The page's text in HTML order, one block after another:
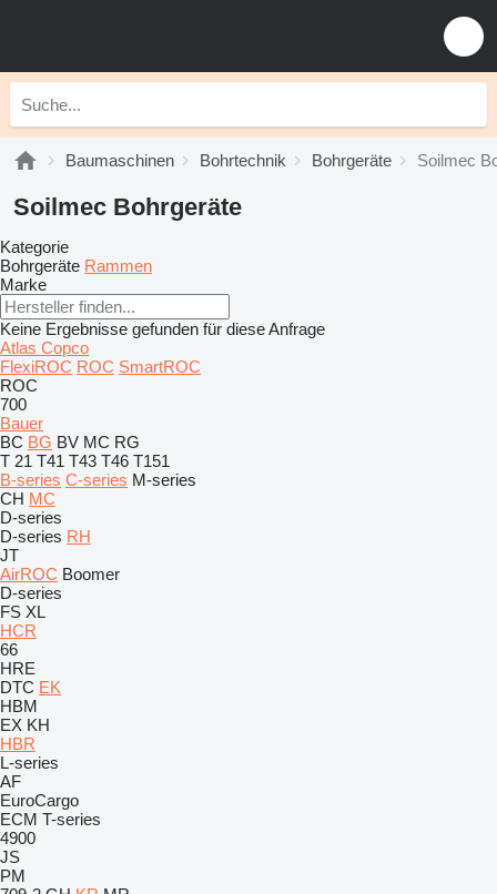
Baumaschinen Bohrtechnik Bohrgeräte Soilmec
Soilmec Bohrgeräte
Kategorie
Bohrgeräte Rammen
Marke
Keine Ergebnisse gefunden für diese Anfrage
Atlas Copco
FlexiROC ROC SmartROC
ROC
700
Bauer
BC BG BV MC RG
T 21 T41 T43 T46 T151
B-series C-series M-series
CH MC
D-series
D-series RH
JT
AirROC Boomer
D-series
FS XL
HCR
66
HRE
DTC EK
HBM
EX KH
HBR
L-series
AF
EuroCargo
ECM T-series
4900
JS
PM